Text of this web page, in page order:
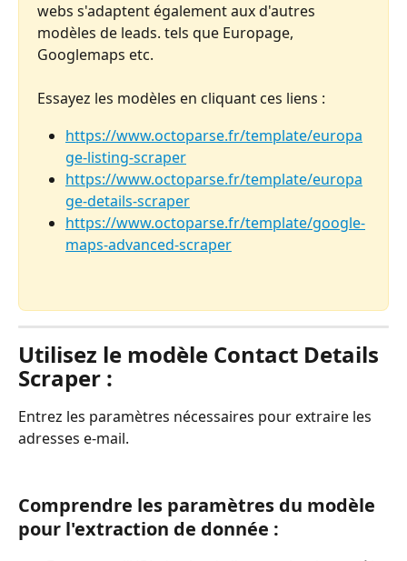
webs s'adaptent également aux d'autres
modèles de leads. tels que Europage,
Googlemaps etc.
Essayez les modèles en cliquant ces liens :
https://www.octoparse.fr/template/europa
ge-listing-scraper
https://www.octoparse.fr/template/europa
ge-details-scraper
https://www.octoparse.fr/template/google-
maps-advanced-scraper
Utilisez le modèle Contact Details
Scraper :
Entrez les paramètres nécessaires pour extraire les
adresses e-mail.
Comprendre les paramètres du modèle
pour l'extraction de donnée :